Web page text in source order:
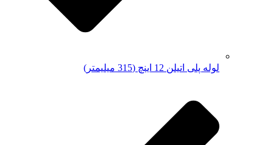
لوله پلی اتیلن 12 اینچ (315 میلیمتر)